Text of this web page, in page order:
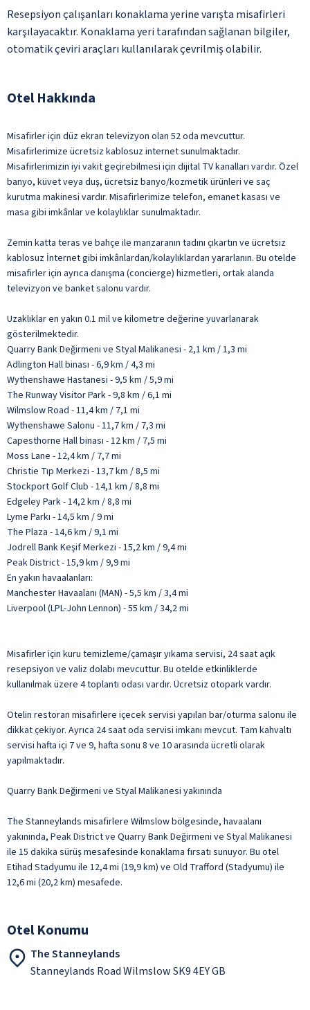
Resepsiyon çalışanları konaklama yerine varışta misafirleri
karşılayacaktır. Konaklama yeri tarafından sağlanan bilgiler,
otomatik çeviri araçları kullanılarak çevrilmiş olabilir.
Otel Hakkında
Misafirler için düz ekran televizyon olan 52 oda mevcuttur.
Misafirlerimize ücretsiz kablosuz internet sunulmaktadır.
Misafirlerimizin iyi vakit geçirebilmesi için dijital TV kanalları vardır. Özel
banyo, küvet veya duş, ücretsiz banyo/kozmetik ürünleri ve saç
kurutma makinesi vardır. Misafirlerimize telefon, emanet kasası ve
masa gibi imkânlar ve kolaylıklar sunulmaktadır.
Zemin katta teras ve bahçe ile manzaranın tadını çıkartın ve ücretsiz
kablosuz İnternet gibi imkânlardan/kolaylıklardan yararlanın. Bu otelde
misafirler için ayrıca danışma (concierge) hizmetleri, ortak alanda
televizyon ve banket salonu vardır.
Uzaklıklar en yakın 0.1 mil ve kilometre değerine yuvarlanarak
gösterilmektedir.
Quarry Bank Değirmeni ve Styal Malikanesi - 2,1 km / 1,3 mi
Adlington Hall binası - 6,9 km / 4,3 mi
Wythenshawe Hastanesi - 9,5 km / 5,9 mi
The Runway Visitor Park - 9,8 km / 6,1 mi
Wilmslow Road - 11,4 km / 7,1 mi
Wythenshawe Salonu - 11,7 km / 7,3 mi
Capesthorne Hall binası - 12 km / 7,5 mi
Moss Lane - 12,4 km / 7,7 mi
Christie Tıp Merkezi - 13,7 km / 8,5 mi
Stockport Golf Club - 14,1 km / 8,8 mi
Edgeley Park - 14,2 km / 8,8 mi
Lyme Parkı - 14,5 km / 9 mi
The Plaza - 14,6 km / 9,1 mi
Jodrell Bank Keşif Merkezi - 15,2 km / 9,4 mi
Peak District - 15,9 km / 9,9 mi
En yakın havaalanları:
Manchester Havaalanı (MAN) - 5,5 km / 3,4 mi
Liverpool (LPL-John Lennon) - 55 km / 34,2 mi
Misafirler için kuru temizleme/çamaşır yıkama servisi, 24 saat açık
resepsiyon ve valiz dolabı mevcuttur. Bu otelde etkinliklerde
kullanılmak üzere 4 toplantı odası vardır. Ücretsiz otopark vardır.
Otelin restoran misafirlere içecek servisi yapılan bar/oturma salonu ile
dikkat çekiyor. Ayrıca 24 saat oda servisi imkanı mevcut. Tam kahvaltı
servisi hafta içi 7 ve 9, hafta sonu 8 ve 10 arasında ücretli olarak
yapılmaktadır.
Quarry Bank Değirmeni ve Styal Malikanesi yakınında
The Stanneylands misafirlere Wilmslow bölgesinde, havaalanı
yakınında, Peak District ve Quarry Bank Değirmeni ve Styal Malikanesi
ile 15 dakika sürüş mesafesinde konaklama fırsatı sunuyor. Bu otel
Etihad Stadyumu ile 12,4 mi (19,9 km) ve Old Trafford (Stadyumu) ile
12,6 mi (20,2 km) mesafede.
Otel Konumu
The Stanneylands
Stanneylands Road Wilmslow SK9 4EY GB